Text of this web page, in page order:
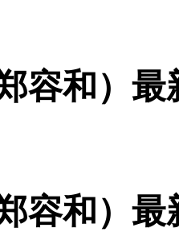
容和）最
容和）